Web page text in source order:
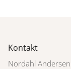
Kontakt
Nordahl Andersen